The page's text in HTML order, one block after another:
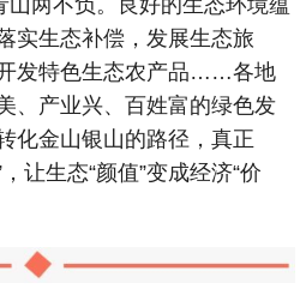
实生态补偿，发展生态旅
发特色生态农产品……各地
、产业兴、百姓富的绿色发
化金山银山的路径，真正
让生态“颜值”变成经济“价